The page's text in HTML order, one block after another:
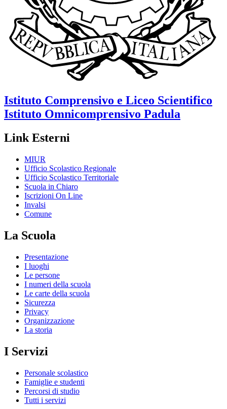
Istituto Comprensivo e Liceo Scientifico
Istituto Omnicomprensivo Padula
Link Esterni
MIUR
Ufficio Scolastico Regionale
Ufficio Scolastico Territoriale
Scuola in Chiaro
Iscrizioni On Line
Invalsi
Comune
La Scuola
Presentazione
I luoghi
Le persone
I numeri della scuola
Le carte della scuola
Sicurezza
Privacy
Organizzazione
La storia
I Servizi
Personale scolastico
Famiglie e studenti
Percorsi di studio
Tutti i servizi